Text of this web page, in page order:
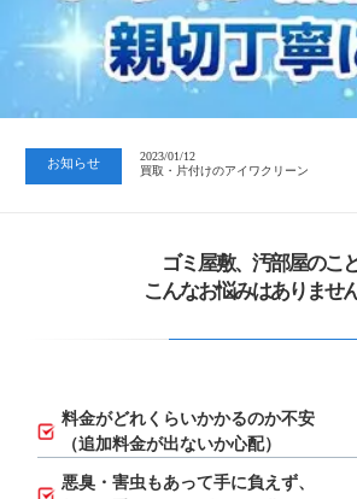
お知らせ
2023/01/12
買取・片付けのアイワクリーン
2023/07/24
中日新聞 岐阜版「空き家対策SOS」
2023/01/12
買取・片付けのアイワクリーン
ゴミ屋敷、汚部屋のこ
こんなお悩みはありませ
料金がどれくらいかかるのか不安
（追加料金が出ないか心配）
悪臭・害虫もあって手に負えず、